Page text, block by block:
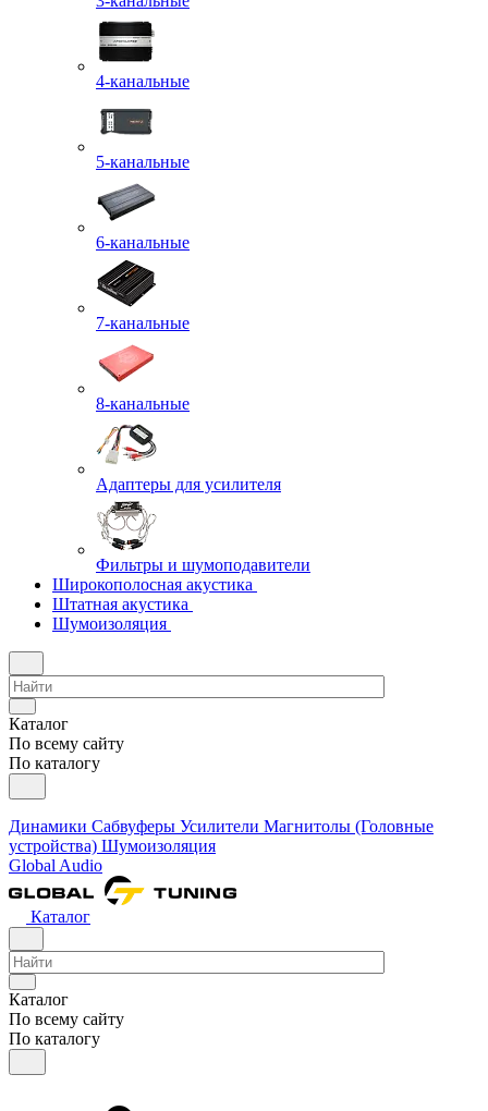
4-канальные
5-канальные
6-канальные
7-канальные
8-канальные
Адаптеры для усилителя
Фильтры и шумоподавители
Широкополосная акустика
Штатная акустика
Шумоизоляция
Каталог
По всему сайту
По каталогу
Динамики Сабвуферы Усилители Магнитолы (Головные
устройства) Шумоизоляция
Global Audio
Каталог
Каталог
По всему сайту
По каталогу